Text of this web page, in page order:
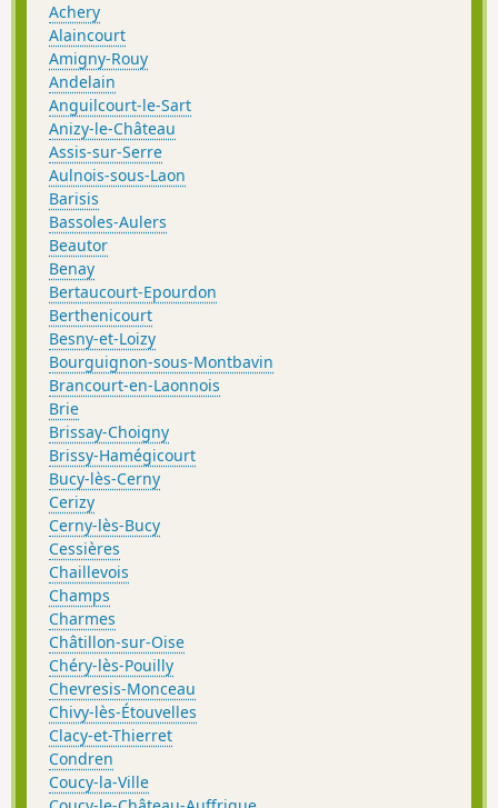
Achery
Alaincourt
Amigny-Rouy
Andelain
Anguilcourt-le-Sart
Anizy-le-Château
Assis-sur-Serre
Aulnois-sous-Laon
Barisis
Bassoles-Aulers
Beautor
Benay
Bertaucourt-Epourdon
Berthenicourt
Besny-et-Loizy
Bourguignon-sous-Montbavin
Brancourt-en-Laonnois
Brie
Brissay-Choigny
Brissy-Hamégicourt
Bucy-lès-Cerny
Cerizy
Cerny-lès-Bucy
Cessières
Chaillevois
Champs
Charmes
Châtillon-sur-Oise
Chéry-lès-Pouilly
Chevresis-Monceau
Chivy-lès-Étouvelles
Clacy-et-Thierret
Condren
Coucy-la-Ville